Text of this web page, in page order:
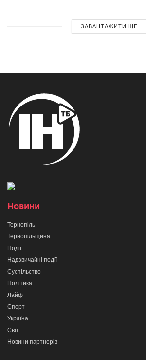
ЗАВАНТАЖИТИ ЩЕ
Новини
Тернопіль
Тернопільщина
Події
Надзвичайні події
Суспільство
Політика
Лайф
Спорт
Україна
Світ
Новини партнерів